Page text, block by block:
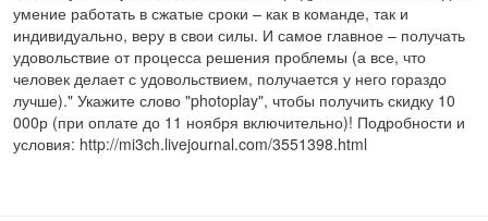
умение работать в сжатые сроки – как в команде, так и
индивидуально, веру в свои силы. И самое главное – получать
удовольствие от процесса решения проблемы (а все, что
человек делает с удовольствием, получается у него гораздо
лучше)." Укажите слово "photoplay", чтобы получить скидку 10
000р (при оплате до 11 ноября включительно)! Подробности и
условия: http://mi3ch.livejournal.com/3551398.html